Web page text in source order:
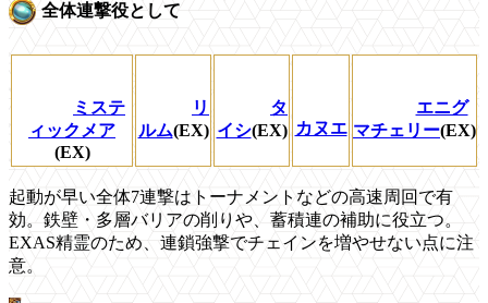
全体連撃役として
ミステ
ィックメア
(EX)
リ
ルム(EX)
タ
イシ(EX) カヌエ
エニグ
マチェリー(EX)
起動が早い全体7連撃はトーナメントなどの高速周回で有
効。鉄壁・多層バリアの削りや、蓄積連の補助に役立つ。
EXAS精霊のため、連鎖強撃でチェインを増やせない点に注
意。